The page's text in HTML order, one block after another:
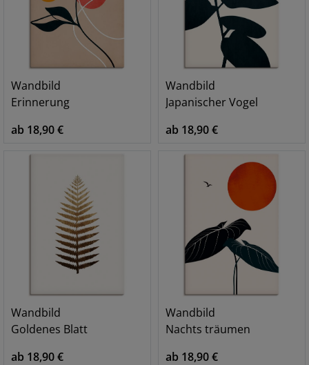
Wandbild
Erinnerung
ab 18,90 €
Wandbild
Japanischer Vogel
ab 18,90 €
Wandbild
Goldenes Blatt
ab 18,90 €
Wandbild
Nachts träumen
ab 18,90 €